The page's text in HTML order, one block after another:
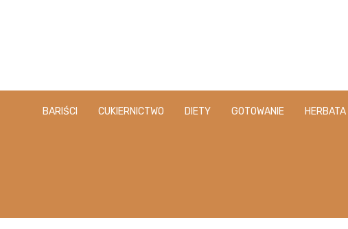
BARIŚCI CUKIERNICTWO DIETY GOTOWANIE HERBATA